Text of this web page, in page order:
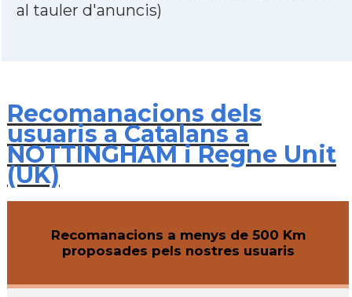
al tauler d'anuncis)
Recomanacions dels
usuaris a Catalans a
NOTTINGHAM i Regne Unit
(UK)
Recomanacions a menys de 500 Km
proposades pels nostres usuaris